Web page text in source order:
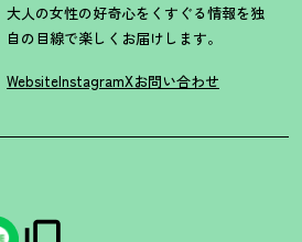
大人の女性の好奇心をくすぐる情報を独
自の目線で楽しくお届けします。
WebsiteInstagramXお問い合わせ